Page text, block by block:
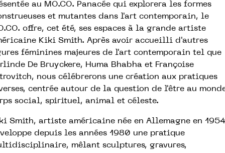
au MO.CO. Panacée qui explorera les formes
et mutantes dans l'art contemporain, le
offre, cet été, ses espaces à la grande artiste
Kiki Smith. Après avoir accueilli d'autres
féminines majeures de l'art contemporain tel que
De Bruyckere, Huma Bhabha et Françoise
nous célébrerons une création aux pratiques
centrée autour de la question de l'être au
social, spirituel, animal et céleste.
Smith, artiste américaine née en Allemagne en
depuis les années 1980 une pratique
mêlant sculptures, gravures,